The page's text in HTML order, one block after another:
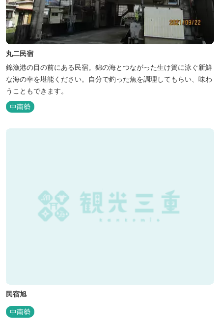
丸二民宿
錦漁港の目の前にある民宿。錦の海とつながった生け簀に泳ぐ新鮮
な海の幸を堪能ください。自分で釣った魚を調理してもらい、味わ
うこともできます。
中南勢
民宿旭
中南勢